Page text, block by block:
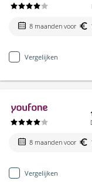
8 maanden voor
Vergelijken
8 maanden voor
Vergelijken